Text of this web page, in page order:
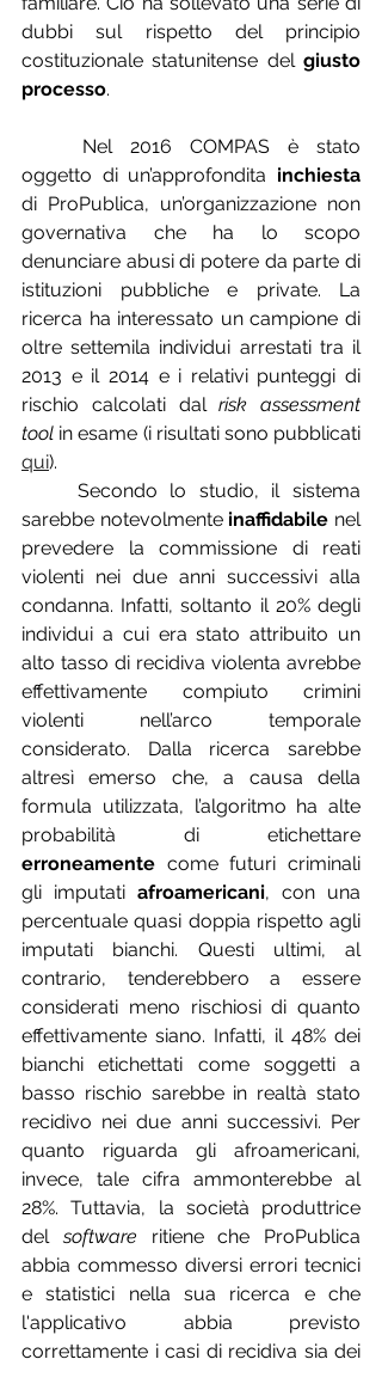
dubbi sul rispetto del principio
costituzionale statunitense del giusto
processo.
	Nel 2016 COMPAS
è stato
oggetto di un’approfondita inchiesta
di ProPublica, un’organizzazione non
governativa che ha lo scopo
denunciare abusi di potere da parte di
istituzioni pubbliche e private. La
ricerca ha interessato un campione di
oltre settemila individui arrestati tra il
2013 e il 2014 e i relativi punteggi di
rischio calcolati dal risk assessment
tool in esame
qui).
	Secondo lo studio,
il sistema
sarebbe notevolmente inaffidabile nel
prevedere la commissione di reati
violenti nei due anni successivi alla
condanna. Infatti, soltanto il 20% degli
individui a cui era stato attribuito un
alto tasso di recidiva violenta avrebbe
effettivamente compiuto crimini
violenti nell’arco temporale
altresì emerso che, a causa della
formula utilizzata, l’algoritmo ha alte
erroneamente come futuri criminali
gli imputati afroamericani, con una
percentuale quasi doppia rispetto agli
imputati bianchi.
Questi ultimi, al
contrario, tenderebbero a essere
considerati meno rischiosi di quanto
effettivamente siano. Infatti, il 48% dei
bianchi etichettati come soggetti a
basso rischio sarebbe in realtà stato
recidivo nei due anni successivi. Per
quanto riguarda gli afroamericani,
invece, tale cifra ammonterebbe al
28%. Tuttavia, la società produttrice
del software ritiene che ProPublica
abbia commesso diversi errori tecnici
e statistici nella sua ricerca e che
l'applicativo abbia previsto
correttamente i casi di recidiva sia dei